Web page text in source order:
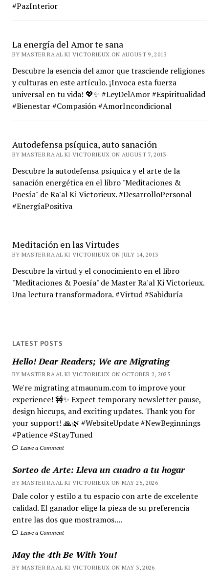
LATEST POSTS
Hello! Dear Readers; We are Migrating
BY MASTER RA'AL KI VICTORIEUX ON OCTOBER 2, 2025
We're migrating atmaunum.com to improve your
experience! 🚧✨ Expect temporary newsletter pause,
design hiccups, and exciting updates. Thank you for
your support! 🙏🌿 #WebsiteUpdate #NewBeginnings
#Patience #StayTuned
Leave a Comment
Sorteo de Arte: Lleva un cuadro a tu hogar
BY MASTER RA'AL KI VICTORIEUX ON MAY 25, 2026
Dale color y estilo a tu espacio con arte de excelente
calidad. El ganador elige la pieza de su preferencia
entre las dos que mostramos....
Leave a Comment
May the 4th Be With You!
BY MASTER RA'AL KI VICTORIEUX ON MAY 3, 2026
#PazInterior
La energía del Amor te sana
BY MASTER RA'AL KI VICTORIEUX ON AUGUST 9, 2013
Descubre la esencia del amor que trasciende religiones
y culturas en este artículo. ¡Invoca esta fuerza
universal en tu vida! 💖✨ #LeyDelAmor #Espiritualidad
#Bienestar #Compasión #AmorIncondicional
Autodefensa psíquica, auto sanación
BY MASTER RA'AL KI VICTORIEUX ON AUGUST 7, 2013
Descubre la autodefensa psíquica y el arte de la
sanación energética en el libro "Meditaciones &
Poesía" de Ra'al Ki Victorieux. #DesarrolloPersonal
#EnergíaPositiva
Meditación en las Virtudes
BY MASTER RA'AL KI VICTORIEUX ON JULY 14, 2013
Descubre la virtud y el conocimiento en el libro
"Meditaciones & Poesía" de Master Ra'al Ki Victorieux.
Una lectura transformadora. #Virtud #Sabiduría